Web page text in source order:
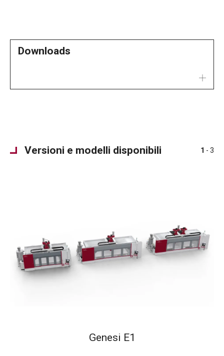
Downloads
Versioni e modelli disponibili 1 - 3
Genesi E1